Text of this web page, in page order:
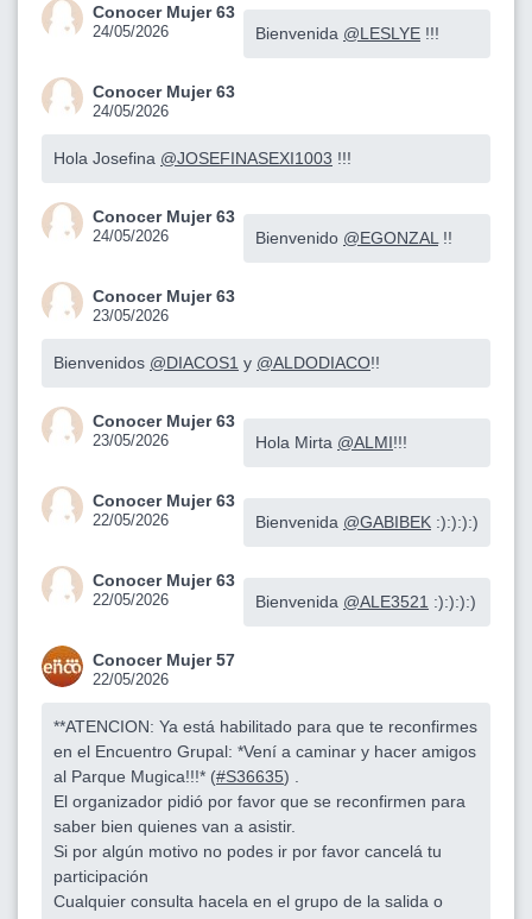
Conocer Mujer 63
24/05/2026 Bienvenida @LESLYE !!!
Conocer Mujer 63
24/05/2026
Hola Josefina @JOSEFINASEXI1003 !!!
Conocer Mujer 63
24/05/2026 Bienvenido @EGONZAL !!
Conocer Mujer 63
23/05/2026
Bienvenidos @DIACOS1 y @ALDODIACO!!
Conocer Mujer 63
23/05/2026 Hola Mirta @ALMI!!!
Conocer Mujer 63
22/05/2026 Bienvenida @GABIBEK :):):):)
Conocer Mujer 63
22/05/2026 Bienvenida @ALE3521 :):):):)
Conocer Mujer 57
22/05/2026
**ATENCION: Ya está habilitado para que te reconfirmes
en el Encuentro Grupal: *Vení a caminar y hacer amigos
al Parque Mugica!!!* (#S36635) .
El organizador pidió por favor que se reconfirmen para
saber bien quienes van a asistir.
Si por algún motivo no podes ir por favor cancelá tu
participación
Cualquier consulta hacela en el grupo de la salida o